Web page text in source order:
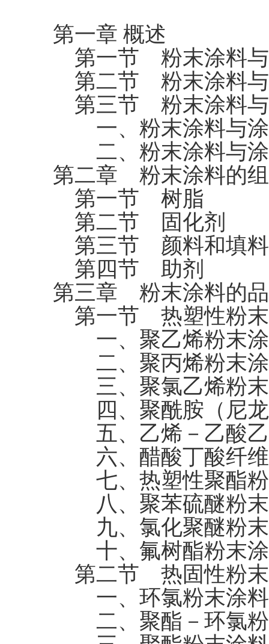
第一章 概述
第一节 粉末涂料与
第二节 粉末涂料与
第三节 粉末涂料与
一、粉末涂料与涂
二、粉末涂料与涂
第二章 粉末涂料的
第一节 树脂
第二节 固化剂
第三节 颜料和填料
第四节 助剂
第三章 粉末涂料的
第一节 热塑性粉
一、聚乙烯粉末
二、聚丙烯粉末
三、聚氯乙烯粉末
四、聚酰胺（尼龙
五、乙烯－乙酸乙
六、醋酸丁酸纤维
七、热塑性聚酯粉
八、聚苯硫醚粉末
九、氯化聚醚粉末
十、氟树酯粉末
第二节 热固性粉
一、环氯粉末涂料
二、聚酯－环氯粉